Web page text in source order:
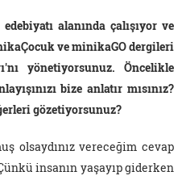
alanında çalışıyor ve
ve minikaGO dergileri
yönetiyorsunuz. Öncelikle
bize anlatır mısınız?
gözetiyorsunuz?
olsaydınız vereceğim cevap
insanın yaşayıp giderken